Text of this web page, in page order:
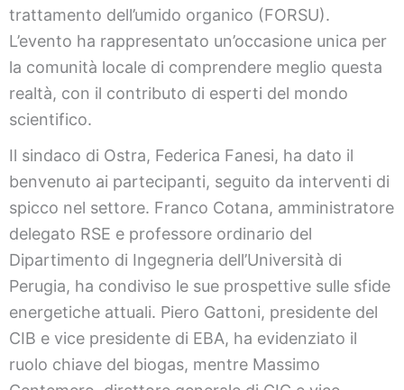
trattamento dell’umido organico (FORSU).
L’evento ha rappresentato un’occasione unica per
la comunità locale di comprendere meglio questa
realtà, con il contributo di esperti del mondo
scientifico.
Il sindaco di Ostra, Federica Fanesi, ha dato il
benvenuto ai partecipanti, seguito da interventi di
spicco nel settore. Franco Cotana, amministratore
delegato RSE e professore ordinario del
Dipartimento di Ingegneria dell’Università di
Perugia, ha condiviso le sue prospettive sulle sfide
energetiche attuali. Piero Gattoni, presidente del
CIB e vice presidente di EBA, ha evidenziato il
ruolo chiave del biogas, mentre Massimo